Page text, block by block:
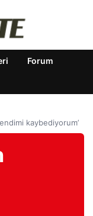
Forum
kaybediyorum’